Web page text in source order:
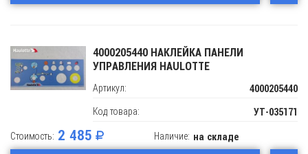
4000205440 НАКЛЕЙКА ПАНЕЛИ
УПРАВЛЕНИЯ HAULOTTE
Артикул:
4000205440
Код товара: УТ-035171
Стоимость: 2 485
Наличие: на складе